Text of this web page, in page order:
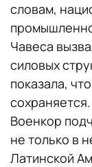
словам,
Чавеса
силовых
показала,
сохраняется.
Военкор
не только в
Латинской